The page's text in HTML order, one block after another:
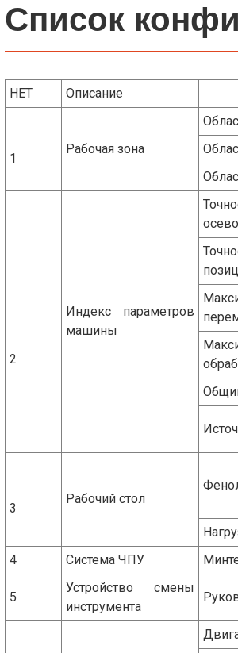
Список
НЕТ Описание
1
Рабочая зона
2
Индекс параметров
машины
3
Рабочий стол
4
Система ЧПУ
5
Устройство смены
инструмента